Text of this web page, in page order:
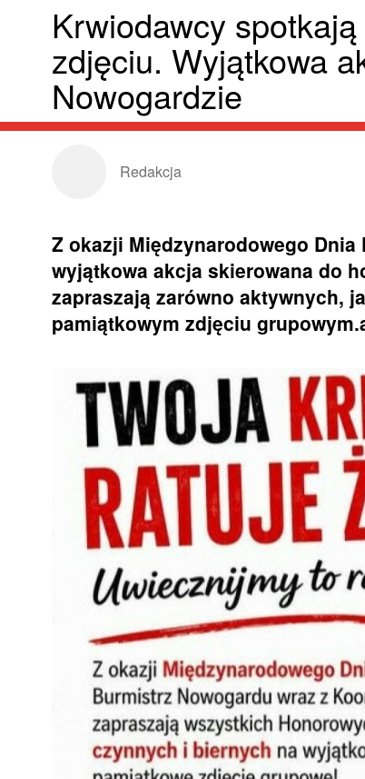
Krwiodawcy
zdjęciu. Wyjątkowa
Nowogardzie
Redakcja
Z okazji Międzynarodowego
wyjątkowa akcja skierowana do
zapraszają zarówno aktywnych,
pamiątkowym zdjęciu